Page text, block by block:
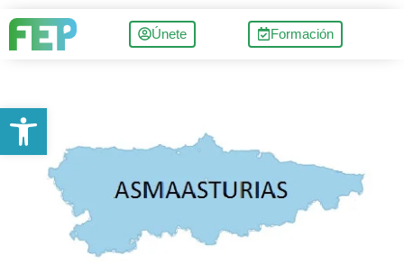
Únete Formación
Abrir barra de herramientas